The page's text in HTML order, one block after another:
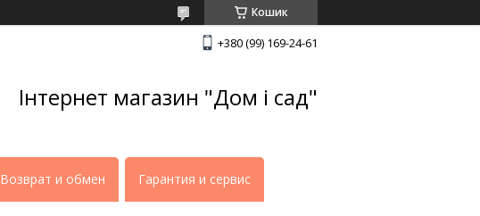
Кошик
+380 (99) 169-24-61
Інтернет магазин "Дом і сад"
Возврат и обмен Гарантия и сервис